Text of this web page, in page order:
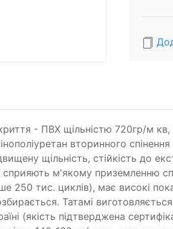
- ПВХ щільністю 720гр/м
вторинного
щільність, стійкість до
м'якому приземленню
тис. циклів), має високі
Татамі
(якість підтверджена